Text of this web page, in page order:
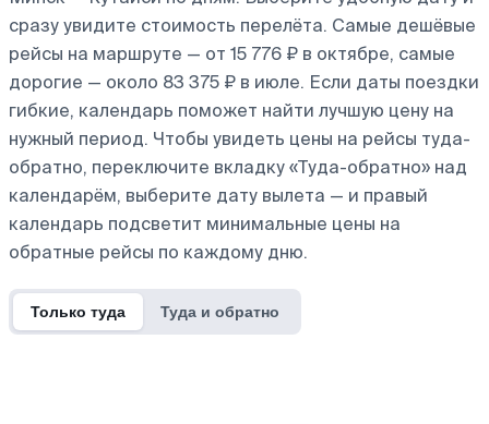
сразу увидите стоимость перелёта. Самые дешёвые
рейсы на маршруте — от 15 776 ₽ в октябре, самые
дорогие — около 83 375 ₽ в июле. Если даты поездки
гибкие, календарь поможет найти лучшую цену на
нужный период. Чтобы увидеть цены на рейсы туда-
обратно, переключите вкладку «Туда-обратно» над
календарём, выберите дату вылета — и правый
календарь подсветит минимальные цены на
обратные рейсы по каждому дню.
Только туда Туда и обратно